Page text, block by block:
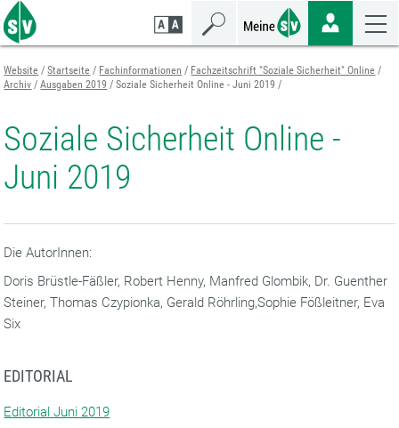
Zum
Seiteninhalt
springen
Zur
Navigation
springen
Zur
Mobilen
Navigation
springen
Website Startseite Fachinformationen
Fachzeitschrift "Soziale Sicherheit" Online
Archiv
Ausgaben 2019 Soziale Sicherheit Online - Juni 2019
Soziale Sicherheit Online -
Juni 2019
Die AutorInnen:
Doris Brüstle-Fäßler, Robert Henny, Manfred Glombik, Dr. Guenther
Steiner, Thomas Czypionka, Gerald Röhrling,Sophie Fößleitner, Eva
Six
EDITORIAL
Editorial Juni 2019